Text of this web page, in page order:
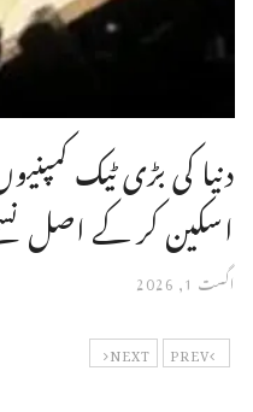
دنیا کی بڑی ٹیک
اسکین کر کے اصل
اگست 1, 2026
PREV
NEXT